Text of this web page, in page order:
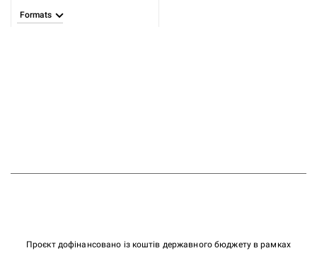
Formats
Проєкт дофінансовано із коштів державного бюджету в рамках